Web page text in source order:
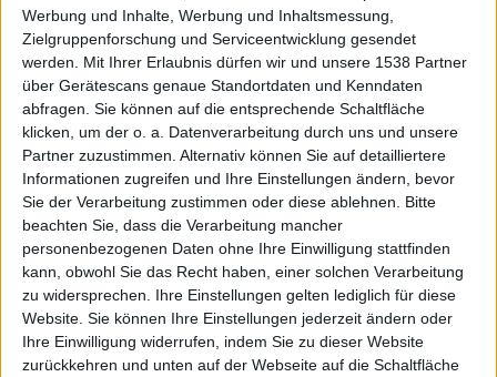
Werbung und Inhalte, Werbung und Inhaltsmessung,
Zielgruppenforschung und Serviceentwicklung gesendet
werden.
Mit Ihrer Erlaubnis dürfen wir und unsere 1538 Partner
über Gerätescans genaue Standortdaten und Kenndaten
abfragen. Sie können auf die entsprechende Schaltfläche
klicken, um der o. a. Datenverarbeitung durch uns und unsere
Partner zuzustimmen. Alternativ können Sie auf detailliertere
Informationen zugreifen und Ihre Einstellungen ändern, bevor
Sie der Verarbeitung zustimmen oder diese ablehnen.
Bitte
beachten Sie, dass die Verarbeitung mancher
personenbezogenen Daten ohne Ihre Einwilligung stattfinden
kann, obwohl Sie das Recht haben, einer solchen Verarbeitung
zu widersprechen. Ihre Einstellungen gelten lediglich für diese
Website. Sie können Ihre Einstellungen jederzeit ändern oder
Ihre Einwilligung widerrufen, indem Sie zu dieser Website
zurückkehren und unten auf der Webseite auf die Schaltfläche
BAND BRAINSTORM
USER-WERTUNG
8/10
STILE
HEAVY METAL
ANZAHL SONGS
12
SPIELDAUER
61:29
RELEASE
2003-08-16
LABEL
METAL BLADE